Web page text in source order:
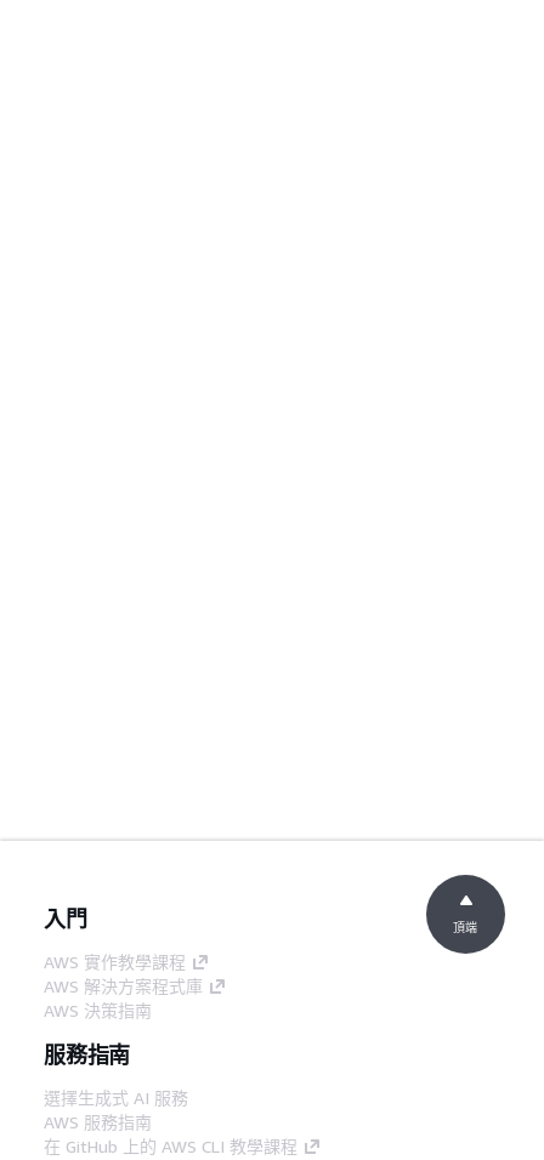
入門
AWS 實作教學課程
AWS 解決方案程式庫
AWS 決策指南
服務指南
選擇生成式 AI 服務
AWS 服務指南
在 GitHub 上的 AWS CLI 教學課程
頂端